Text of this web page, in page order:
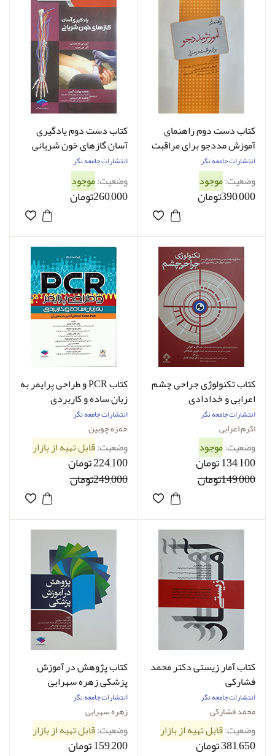
کتاب دست دوم راهنمای
آموزش مددجو برای مراقبت
در منزل ترجمه فاطمه علایی
- کاملا نو
انتشارات جامعه نگر
وضعیت:موجود
390,000تومان
کتاب دست دوم یادگیری
آسان گازهای خون شریانی
هنسی ترجمه فاطمه بهشت
آیین - کاملا نو
انتشارات جامعه نگر
وضعیت:موجود
260,000تومان
کتاب تکنولوژی جراحی چشم
اعرابی و خدادادی
انتشارات جامعه نگر
اکرم اعرابی
وضعیت:موجود
134,100 تومان
149,000تومان
کتاب PCR و طراحی پرایمر به
زبان ساده و کاربردی
ویراست دوم
انتشارات جامعه نگر
حمزه چوبین
وضعیت:قابل تهیه از بازار
224,100 تومان
249,000تومان
کتاب آمار زیستی دکتر محمد
فشارکی
انتشارات جامعه نگر
محمد فشارکی
وضعیت:قابل تهیه از بازار
381,650 تومان
کتاب پژوهش در آموزش
پزشکی زهره سهرابی
انتشارات جامعه نگر
زهره سهرابی
وضعیت:قابل تهیه از بازار
159,200 تومان